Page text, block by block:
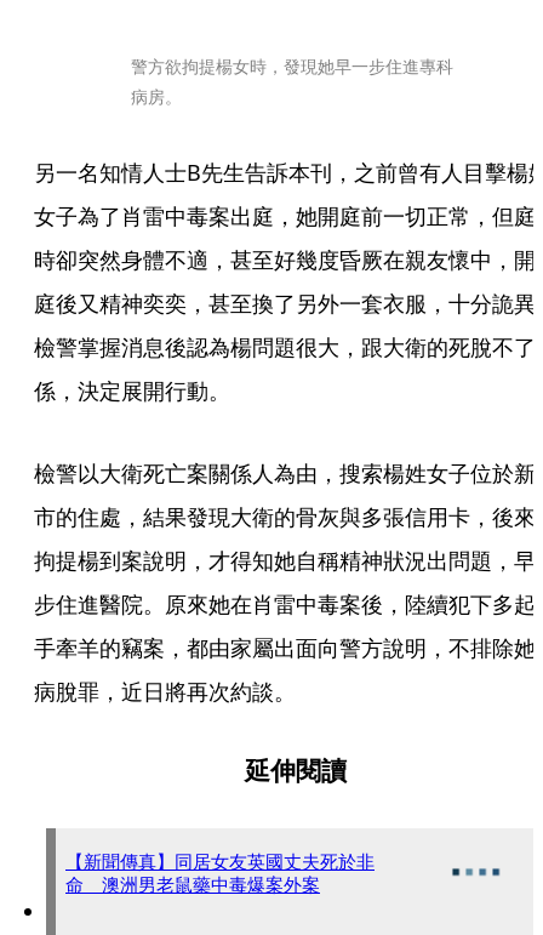
警方欲拘提楊女時，發現她早一步住進專科
病房。
另一名知情人士B先生告訴本刊，之前曾有人目擊楊
女子為了肖雷中毒案出庭，她開庭前一切正常，但庭
時卻突然身體不適，甚至好幾度昏厥在親友懷中，開
庭後又精神奕奕，甚至換了另外一套衣服，十分詭異
檢警掌握消息後認為楊問題很大，跟大衛的死脫不了
係，決定展開行動。
檢警以大衛死亡案關係人為由，搜索楊姓女子位於新
市的住處，結果發現大衛的骨灰與多張信用卡，後來
拘提楊到案說明，才得知她自稱精神狀況出問題，早
步住進醫院。原來她在肖雷中毒案後，陸續犯下多起
手牽羊的竊案，都由家屬出面向警方說明，不排除她
病脫罪，近日將再次約談。
延伸閱讀
【新聞傳真】同居女友英國丈夫死於非
命 澳洲男老鼠藥中毒爆案外案